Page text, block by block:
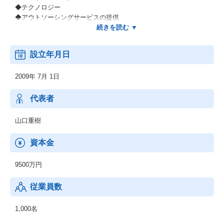
◆テクノロジー
◆アウトソーシングサービスの提供
＊長期にわたってこの国のインフラと数々の日本企業を支えてき
た当社グループの歴史。そして世界有数のグローバルファームで
＊コンサルタントの90％がキャリア人材、事業会社出身者が51％
ということも大きな特徴です。
＊事実、既存顧客における取引の継続率は85％以上。他社様への
ご推奨意向があるとお答えくださるお客様は80％と評価をいただ
いています。
設立年月日
2009年 7月 1日
代表者
山口重樹
資本金
9500万円
従業員数
1,000名